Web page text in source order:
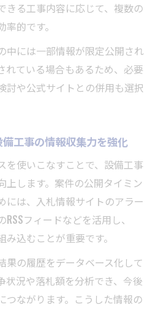
きる工事内容に応じて、複数の
的です。
中には一部情報が限定公開され
れている場合もあるため、必要
討や公式サイトとの併用も選択
工事の情報収集力を強化
を使いこなすことで、設備工事
上します。案件の公開タイミン
には、入札情報サイトのアラー
フィードなどを活用し、
込むことが重要です。
果の履歴をデータベース化して
状況や落札額を分析でき、今後
つながります。こうした情報の